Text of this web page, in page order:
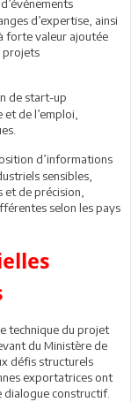
d’expertise, ainsi
forte valeur ajoutée
projets
de start-up
et de l’emploi,
d’informations
sensibles,
et de précision,
selon les pays
technique du projet
du Ministère de
défis structurels
exportatrices ont
dialogue constructif.